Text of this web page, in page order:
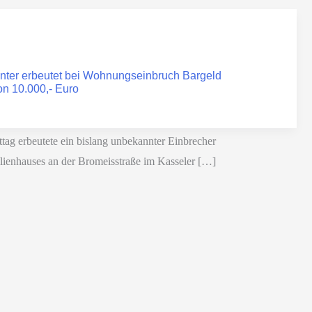
erbeutet bei Wohnungseinbruch Bargeld
10.000,- Euro
erbeutete ein bislang unbekannter Einbrecher
an der Bromeisstraße im Kasseler […]